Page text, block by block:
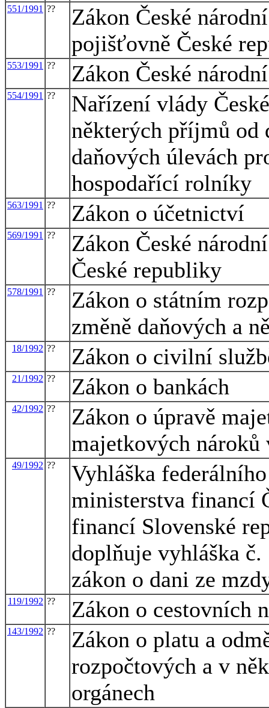
551/1991 ??
Zákon České
pojišťovně České
553/1991 ?? Zákon České
554/1991 ??
Nařízení vlády
některých příjmů od
daňových úlevách
hospodařící rolníky
563/1991 ?? Zákon o účetnictví
569/1991 ??
Zákon České
České republiky
578/1991 ??
Zákon o státním
změně daňových a
18/1992 ?? Zákon o civilní
21/1992 ?? Zákon o bankách
42/1992 ??
Zákon o úpravě
majetkových nároků
49/1992 ??
Vyhláška
ministerstva financí
financí Slovenské
doplňuje vyhláška
zákon o dani ze
119/1992 ?? Zákon o cestovních
143/1992 ??
Zákon o platu a
rozpočtových a v
orgánech